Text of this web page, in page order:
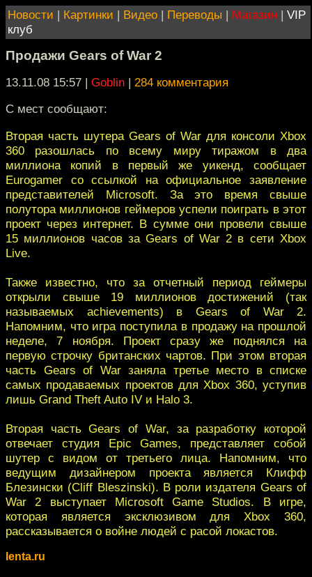
Новости | Картинки | Видео | Переводы | Магазин | VIP
клуб
Продажи Gears of War 2
13.11.08 15:57 | Goblin | 284 комментария
С мест сообщают:
Вторая часть шутера Gears of War для консоли Xbox
360 разошлась по всему миру тиражом в два
миллиона копий в первый же уикенд, сообщает
Eurogamer со ссылкой на официальное заявление
представителей Microsoft. За это время свыше
полутора миллионов геймеров успели поиграть в этот
проект через интернет. В сумме они провели свыше
15 миллионов часов за Gears of War 2 в сети Xbox
Live.
Также известно, что за отчетный период геймеры
открыли свыше 19 миллионов достижений (так
называемых achievements) в Gears of War 2.
Напомним, что игра поступила в продажу на прошлой
неделе, 7 ноября. Проект сразу же поднялся на
первую строчку британских чартов. При этом вторая
часть Gears of War заняла третье место в списке
самых продаваемых проектов для Xbox 360, уступив
лишь Grand Theft Auto IV и Halo 3.
Вторая часть Gears of War, за разработку которой
отвечает студия Epic Games, представляет собой
шутер с видом от третьего лица. Напомним, что
ведущим дизайнером проекта является Клифф
Блезински (Cliff Bleszinski). В роли издателя Gears of
War 2 выступает Microsoft Game Studios. В игре,
которая является эксклюзивом для Xbox 360,
рассказывается о войне людей с расой локастов.
lenta.ru